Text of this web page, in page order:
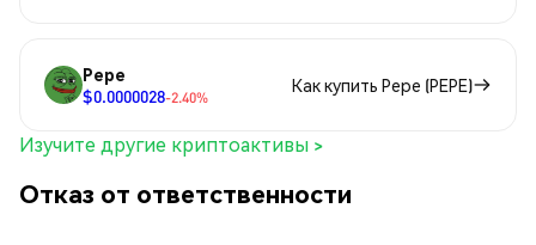
Pepe
$0.0000028-2.40%
Как купить Pepe (PEPE)
Изучите другие криптоактивы >
Отказ от ответственности